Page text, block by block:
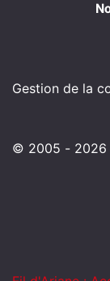
Gestion de la
© 2005 - 2026